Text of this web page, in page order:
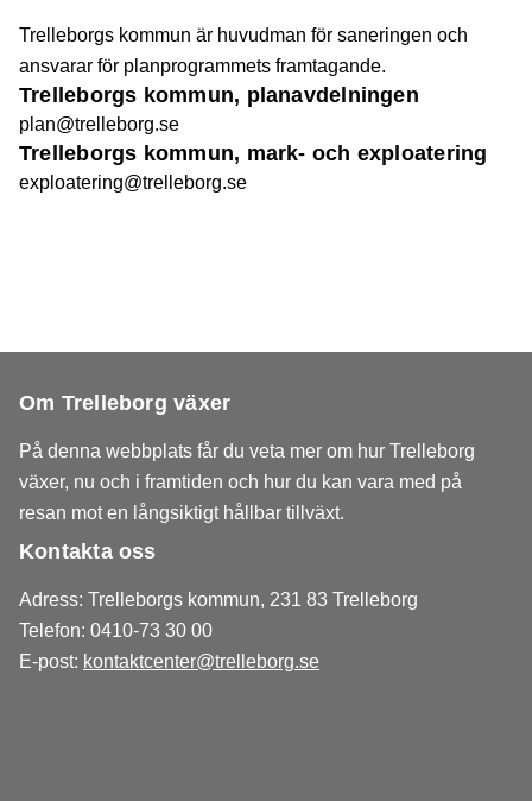
Trelleborgs kommun är huvudman för saneringen och
ansvarar för planprogrammets framtagande.
Trelleborgs kommun, planavdelningen
plan@trelleborg.se
Trelleborgs kommun, mark- och exploatering
exploatering@trelleborg.se
Om Trelleborg växer
På denna webbplats får du veta mer om hur Trelleborg
växer, nu och i framtiden och hur du kan vara med på
resan mot en långsiktigt hållbar tillväxt.
Kontakta oss
Adress: Trelleborgs kommun, 231 83 Trelleborg
Telefon: 0410-73 30 00
E-post: kontaktcenter@trelleborg.se